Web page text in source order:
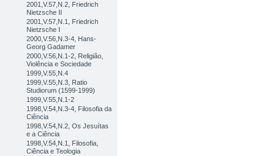
2001,V.57,N.2, Friedrich
Nietzsche II
2001,V.57,N.1, Friedrich
Nietzsche I
2000,V.56,N.3-4, Hans-
Georg Gadamer
2000,V.56,N.1-2, Religião,
Violência e Sociedade
1999,V.55,N.4
1999,V.55,N.3, Ratio
Studiorum (1599-1999)
1999,V.55,N.1-2
1998,V.54,N.3-4, Filosofia da
Ciência
1998,V.54,N.2, Os Jesuítas
e a Ciência
1998,V.54,N.1, Filosofia,
Ciência e Teologia